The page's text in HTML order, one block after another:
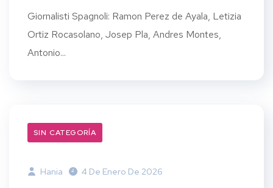
Giornalisti Spagnoli: Ramon Perez de Ayala, Letizia
Ortiz Rocasolano, Josep Pla, Andres Montes,
Antonio...
SIN CATEGORÍA
Hania 4 De Enero De 2026